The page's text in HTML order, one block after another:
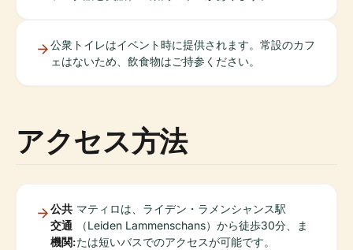
公衆トイレはイベント時に提供されます。常設のカフ
ェはないため、飲食物はご持参ください。
アクセス方法
公共
交通
機関:
マティロは、ライデン・ラメンシャンス駅
（Leiden Lammenschans）から徒歩30分、ま
たは短いバスでのアクセスが可能です。